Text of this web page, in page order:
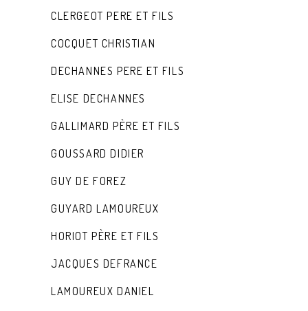
CLERGEOT PERE ET FILS
COCQUET CHRISTIAN
DECHANNES PERE ET FILS
ELISE DECHANNES
GALLIMARD PÈRE ET FILS
GOUSSARD DIDIER
GUY DE FOREZ
GUYARD LAMOUREUX
HORIOT PÈRE ET FILS
JACQUES DEFRANCE
LAMOUREUX DANIEL